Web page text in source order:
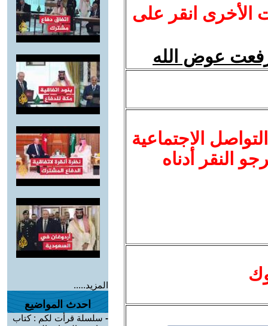
الأخرى انقر على
عوض الله
الاجتماعية
النقر أدناه
المزيد.....
احدث المواضيع
- سلسلة قرأت لكم : كتاب